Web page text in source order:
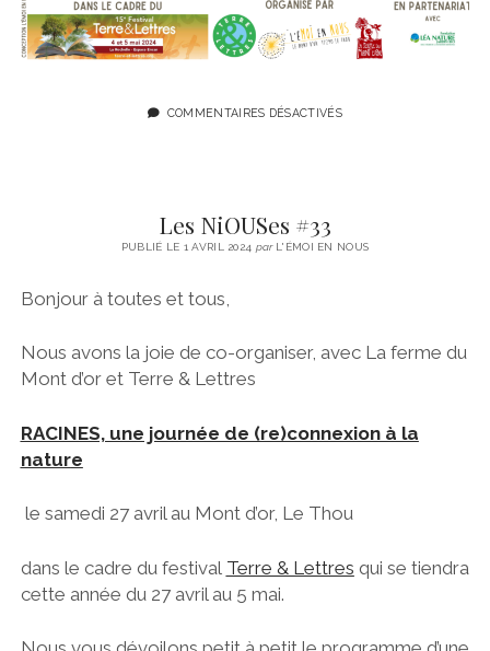
COMMENTAIRES DÉSACTIVÉS
Les NiOUSes #33
PUBLIÉ LE 1 AVRIL 2024 parL'ÉMOI EN NOUS
Bonjour à toutes et tous,
Nous avons la joie de co-organiser, avec La ferme du
Mont d’or et Terre & Lettres
RACINES, une journée de (re)connexion à la
nature
le samedi 27 avril au Mont d’or, Le Thou
dans le cadre du festival Terre & Lettres qui se tiendra
cette année du 27 avril au 5 mai.